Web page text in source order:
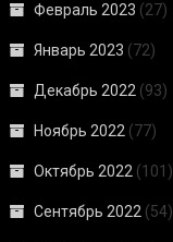
Февраль 2023 (27)
Январь 2023 (72)
Декабрь 2022 (93)
Ноябрь 2022 (77)
Октябрь 2022 (101)
Сентябрь 2022 (54)